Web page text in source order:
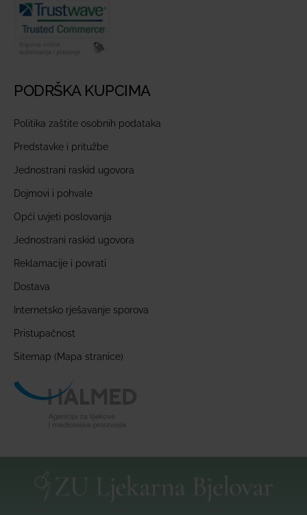
PODRŠKA KUPCIMA
Politika zaštite osobnih podataka
Predstavke i pritužbe
Jednostrani raskid ugovora
Dojmovi i pohvale
Opći uvjeti poslovanja
Jednostrani raskid ugovora
Reklamacije i povrati
Dostava
Internetsko rješavanje sporova
Pristupačnost
Sitemap (Mapa stranice)